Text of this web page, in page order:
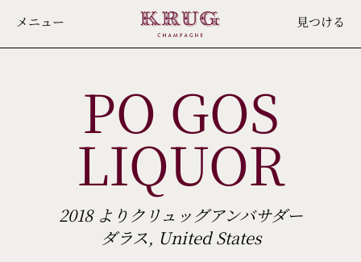
メニュー 見つける
PO GOS
LIQUOR
2018 よりクリュッグアンバサダー
ダラス, United States